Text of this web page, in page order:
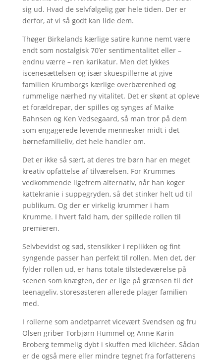
sig ud. Hvad de selvfølgelig gør hele tiden. Der er
derfor, at vi så godt kan lide dem.
Thøger Birkelands kærlige satire kunne nemt være
endt som nostalgisk 70’er sentimentalitet eller –
endnu værre – ren karikatur. Men det lykkes
iscenesættelsen og især skuespillerne at give
familien Krumborgs kærlige overbærenhed og
rummelige nærhed ny vitalitet. Det er skønt at opleve
et forældrepar, der spilles og synges af Maike
Bahnsen og Ken Vedsegaard, så man tror på dem
som engagerede levende mennesker midt i det
børnefamilieliv, det hele handler om.
Det er ikke så sært, at deres tre børn har en meget
kreativ opfattelse af tilværelsen. For Krummes
vedkommende ligefrem alternativ, når han koger
kattekranie i suppegryden, så det stinker helt ud til
publikum. Og der er virkelig krummer i ham
Krumme. I hvert fald ham, der spillede rollen til
premieren.
Selvbevidst og sød, stensikker i replikken og fint
syngende passer han perfekt til rollen. Men det, der
fylder rollen ud, er hans totale tilstedeværelse på
scenen som knægten, der er lige på grænsen til det
teenageliv, storesøsteren allerede plager familien
med.
I rollerne som andetparret vicevært Svendsen og fru
Olsen griber Torbjørn Hummel og Anne Karin
Broberg temmelig dybt i skuffen med klichéer. Sådan
er de også mere eller mindre tegnet fra forfatterens